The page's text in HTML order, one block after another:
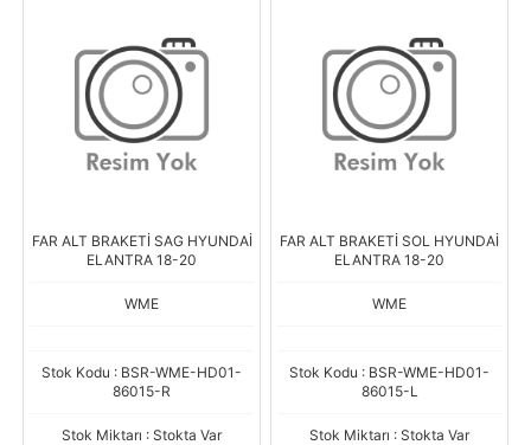
FAR ALT BRAKETİ SAG HYUNDAİ
ELANTRA 18-20
WME
Stok Kodu : BSR-WME-HD01-
86015-R
Stok Miktarı : Stokta Var
FAR ALT BRAKETİ SOL HYUNDAİ
ELANTRA 18-20
WME
Stok Kodu : BSR-WME-HD01-
86015-L
Stok Miktarı : Stokta Var